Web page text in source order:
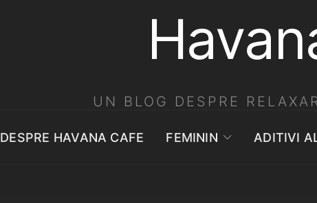
UN BLOG DESPRE
DESPRE HAVANA CAFE FEMININ ADITIVI